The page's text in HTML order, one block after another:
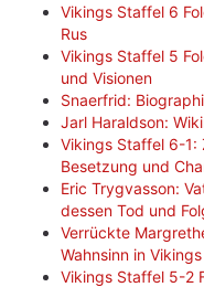
Vikings Staffel 6
Rus
Vikings Staffel 5
und Visionen
Snaerfrid:
Jarl Haraldson:
Vikings Staffel 6-1:
Besetzung und
Eric Trygvasson:
dessen Tod und
Verrückte
Wahnsinn in Vikings
Vikings Staffel 5-2